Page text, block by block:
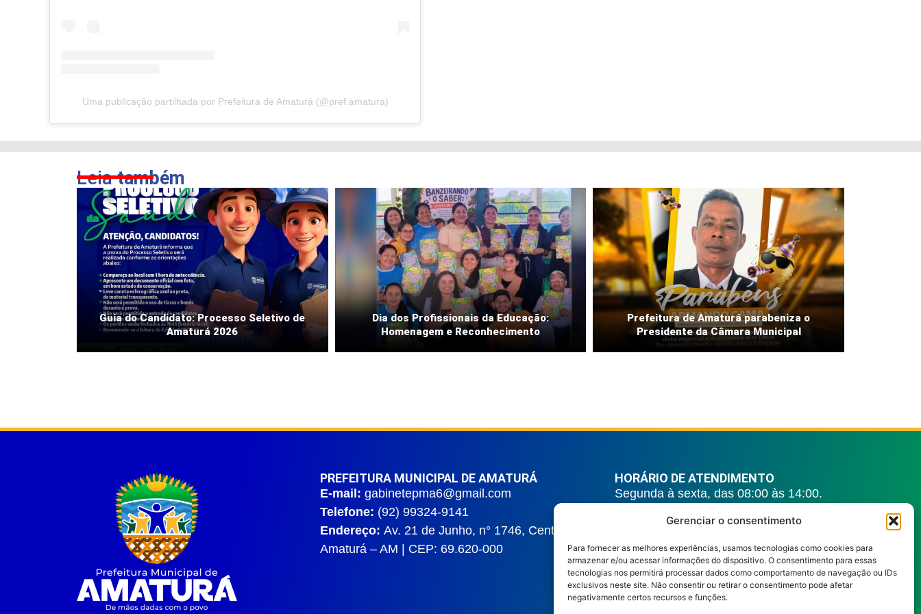
Gerenciar o consentimento
Para fornecer as melhores experiências, usamos tecnologias como cookies para
armazenar e/ou acessar informações do dispositivo. O consentimento para essas
tecnologias nos permitirá processar dados como comportamento de navegação ou IDs
exclusivos neste site. Não consentir ou retirar o consentimento pode afetar
negativamente certos recursos e funções.
Uma publicação partilhada por Prefeitura de Amaturá (@pref.amatura)
Leiatambém
Guia do Candidato: Processo Seletivo de
Amaturá 2026
Dia dos Profissionais da Educação:
Homenagem e Reconhecimento
Prefeitura de Amaturá parabeniza o
Presidente da Câmara Municipal
PREFEITURA MUNICIPAL DE AMATURÁ
E-mail: gabinetepma6@gmail.com
Telefone: (92) 99324-9141
Endereço: Av. 21 de Junho, n° 1746, Centro |
Amaturá – AM | CEP: 69.620-000
HORÁRIO DE ATENDIMENTO
Segunda à sexta, das 08:00 às 14:00.
REDES SOCIAIS